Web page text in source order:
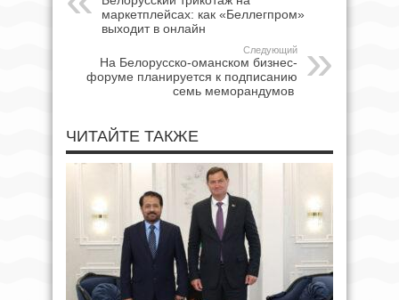
маркетплейсах: как «Беллегпром»
выходит в онлайн
Следующий
На Белорусско-оманском бизнес-
форуме планируется к подписанию
семь меморандумов
ЧИТАЙТЕ ТАКЖЕ